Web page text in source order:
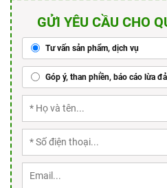
GỬI YÊU CẦU CHO
Tư vấn sản phẩm, dịch vụ
Góp ý, than phiền, báo cáo lừa